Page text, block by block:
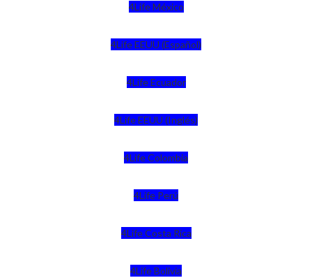
4Life México
4Life EEUU (Español)
4Life Ecuador
4Life EEUU (Inglés)
4Life Colombia
4Life Perú
4Life Costa Rica
4Life Bolivia